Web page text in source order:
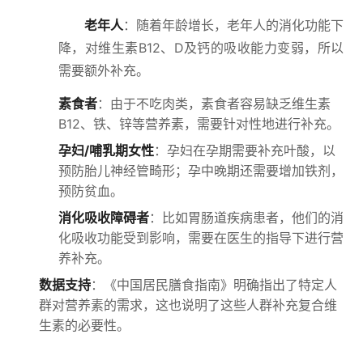
老年人：随着年龄增长，老年人的消化功能下
降，对维生素B12、D及钙的吸收能力变弱，所以
需要额外补充。
素食者：由于不吃肉类，素食者容易缺乏维生素
B12、铁、锌等营养素，需要针对性地进行补充。
孕妇/哺乳期女性：孕妇在孕期需要补充叶酸，以
预防胎儿神经管畸形；孕中晚期还需要增加铁剂，
预防贫血。
消化吸收障碍者：比如胃肠道疾病患者，他们的消
化吸收功能受到影响，需要在医生的指导下进行营
养补充。
数据支持：《中国居民膳食指南》明确指出了特定人
群对营养素的需求，这也说明了这些人群补充复合维
生素的必要性。